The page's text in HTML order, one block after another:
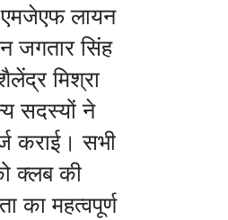
एमजेएफ लायन
जगतार सिंह
मिश्रा
सदस्यों ने
कराई। सभी
क्लब की
का महत्वपूर्ण